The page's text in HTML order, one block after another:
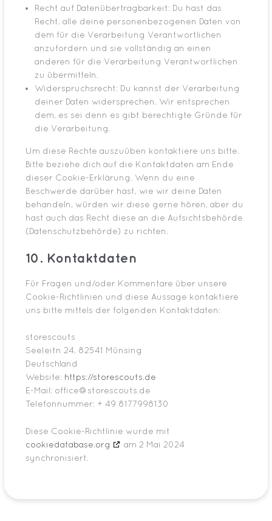
Recht auf Datenübertragbarkeit: Du hast das
Recht, alle deine personenbezogenen Daten von
dem für die Verarbeitung Verantwortlichen
anzufordern und sie vollständig an einen
anderen für die Verarbeitung Verantwortlichen
zu übermitteln.
Widerspruchsrecht: Du kannst der Verarbeitung
deiner Daten widersprechen. Wir entsprechen
dem, es sei denn es gibt berechtigte Gründe für
die Verarbeitung.
Um diese Rechte auszuüben kontaktiere uns bitte.
Bitte beziehe dich auf die Kontaktdaten am Ende
dieser Cookie-Erklärung. Wenn du eine
Beschwerde darüber hast, wie wir deine Daten
behandeln, würden wir diese gerne hören, aber du
hast auch das Recht diese an die Aufsichtsbehörde
(Datenschutzbehörde) zu richten.
10. Kontaktdaten
Für Fragen und/oder Kommentare über unsere
Cookie-Richtlinien und diese Aussage kontaktiere
uns bitte mittels der folgenden Kontaktdaten:
storescouts
Seeleitn 24, 82541 Münsing
Deutschland
Website: https://storescouts.de
E-Mail: office@ storescouts.de
Telefonnummer: + 49 8177998130
Diese Cookie-Richtlinie wurde mit
cookiedatabase.org
am 2 Mai 2024
synchronisiert.